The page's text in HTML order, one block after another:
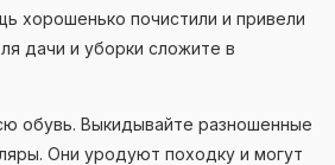
хорошенько почистили и привели
дачи и уборки сложите в
обувь. Выкидывайте разношенные
Они уродуют походку и могут